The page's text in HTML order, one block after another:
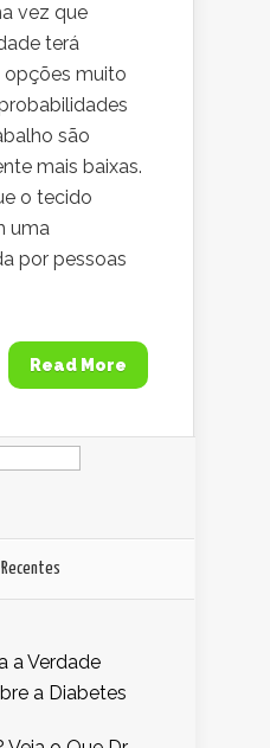
vez que
terá
opções muito
são
mais baixas.
o tecido
uma
por pessoas
Read More
a Verdade
a Diabetes